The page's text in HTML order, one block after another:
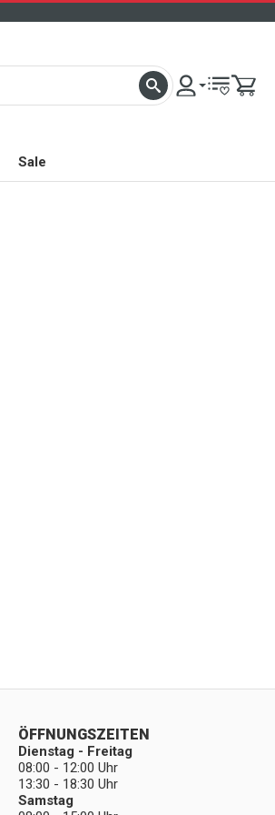
Sale
ÖFFNUNGSZEITEN
Dienstag - Freitag
08:00 - 12:00 Uhr
13:30 - 18:30 Uhr
Samstag